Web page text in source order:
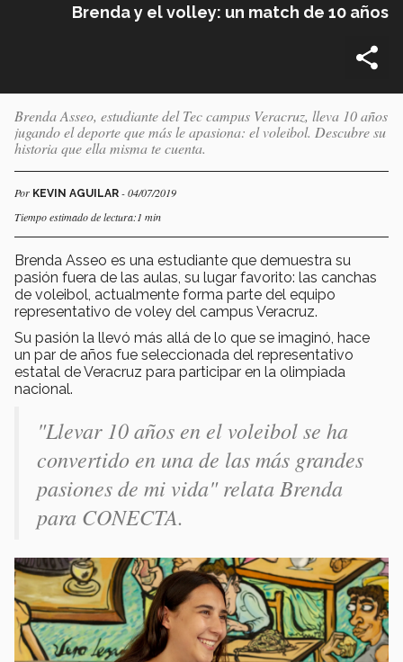
Brenda y el volley: un match de 10 años
Brenda Asseo, estudiante del Tec campus Veracruz, lleva 10 años
jugando el deporte que más le apasiona: el voleibol. Descubre su
historia que ella misma te cuenta.
Por KEVIN AGUILAR - 04/07/2019
Tiempo estimado de lectura:1 min
Brenda Asseo es una estudiante que demuestra su
pasión fuera de las aulas, su lugar favorito: las canchas
de voleibol, actualmente forma parte del equipo
representativo de voley del campus Veracruz.
Su pasión la llevó más allá de lo que se imaginó, hace
un par de años fue seleccionada del representativo
estatal de Veracruz para participar en la olimpiada
nacional.
"Llevar 10 años en el voleibol se ha
convertido en una de las más grandes
pasiones de mi vida" relata Brenda
para CONECTA.